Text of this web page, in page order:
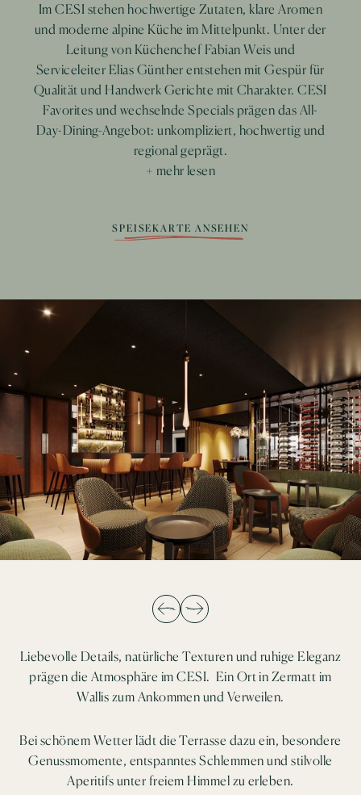
Im CESI stehen hochwertige Zutaten, klare Aromen
und moderne alpine Küche im Mittelpunkt. Unter der
Leitung von Küchenchef Fabian Weis und
Serviceleiter Elias Günther entstehen mit Gespür für
Qualität und Handwerk Gerichte mit Charakter. CESI
Favorites und wechselnde Specials prägen das All-
Day-Dining-Angebot: unkompliziert, hochwertig und
regional geprägt.
+ mehr lesen
SPEISEKARTE ANSEHEN
Moderne Kreationen und besondere Kompositionen
sorgen für genussvolle Momente – vom entspannten
Aperitif auf der Terrasse mit Blick auf das Matterhorn
bis zum stilvollen Ausklang des Tages in unserem Bar-
& Loungebereich.
+ mehr lesen
Ausgewählte Weine und passende Weinbegleitungen
veredeln die feinen Gerichte im CESI. Ob elegant,
kräftig oder überraschend leicht – jede Empfehlung
ergänzt die raffinierte Genussküche auf besondere
Weise.
+ mehr lesen
Liebevolle Details, natürliche Texturen und ruhige Eleganz
prägen die Atmosphäre im CESI. Ein Ort in Zermatt im
Wallis zum Ankommen und Verweilen.
Bei schönem Wetter lädt die Terrasse dazu ein, besondere
Genussmomente, entspanntes Schlemmen und stilvolle
Aperitifs unter freiem Himmel zu erleben.